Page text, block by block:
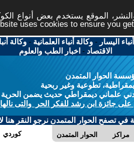
الموقع يستخدم بعض أنواع
uses cookies to ensure you
اليسار -وكالة أنباء العلمانية -وكالة
الاقتصاد - اخبار الطب والعلوم
الحوار المتمدن
تطوعية وغير ربحية
علماني ديمقراطي حديث يضمن الحرية
على جائزة ابن رشد للفكر الحر والتى
في تصفح الحوار المتمدن نرجو النقر هنا
الحوار المتمدن مراكز كوردي